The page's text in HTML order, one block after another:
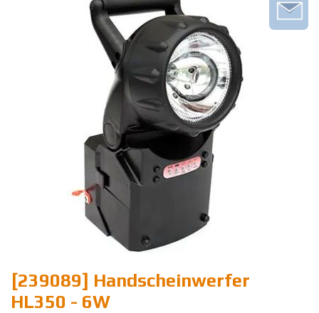
[239089] Handscheinwerfer
HL350 - 6W